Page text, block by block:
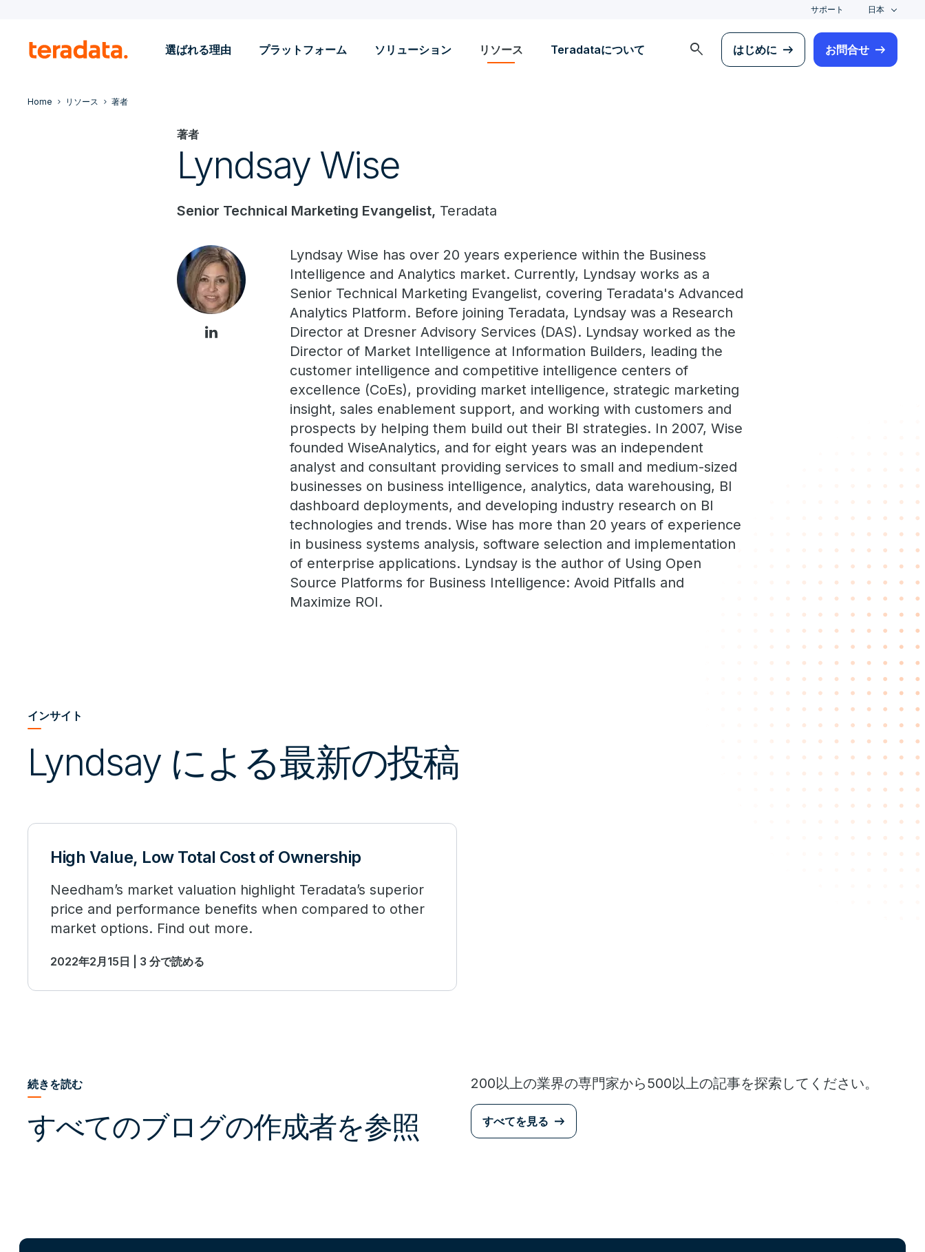
サポート 日本
選ばれる理由 プラットフォーム ソリューション リソース Teradataについて search はじめに お問合せ
Home リソース 著者
著者
Lyndsay Wise
Senior Technical Marketing Evangelist, Teradata
Lyndsay Wise has over 20 years experience within the Business
Intelligence and Analytics market. Currently, Lyndsay works as a
Senior Technical Marketing Evangelist, covering Teradata's Advanced
Analytics Platform. Before joining Teradata, Lyndsay was a Research
Director at Dresner Advisory Services (DAS). Lyndsay worked as the
Director of Market Intelligence at Information Builders, leading the
customer intelligence and competitive intelligence centers of
excellence (CoEs), providing market intelligence, strategic marketing
insight, sales enablement support, and working with customers and
prospects by helping them build out their BI strategies. In 2007, Wise
founded WiseAnalytics, and for eight years was an independent
analyst and consultant providing services to small and medium-sized
businesses on business intelligence, analytics, data warehousing, BI
dashboard deployments, and developing industry research on BI
technologies and trends. Wise has more than 20 years of experience
in business systems analysis, software selection and implementation
of enterprise applications. Lyndsay is the author of Using Open
Source Platforms for Business Intelligence: Avoid Pitfalls and
Maximize ROI.
インサイト
Lyndsay による最新の投稿
High Value, Low Total Cost of Ownership
Needham’s market valuation highlight Teradata’s superior
price and performance benefits when compared to other
market options. Find out more.
2022年2月15日 | 3 分で読める
続きを読む
すべてのブログの作成者を参照
200以上の業界の専門家から500以上の記事を探索してください。
すべてを見る